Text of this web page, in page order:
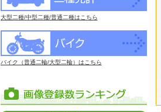
大型二種/中型二種/普通二種はこちら
バイク（普通二輪/大型二輪）はこちら